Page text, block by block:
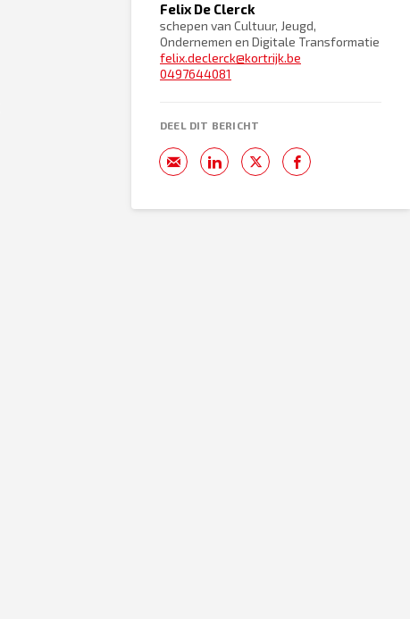
Felix De Clerck
schepen van Cultuur, Jeugd,
Ondernemen en Digitale Transformatie
felix.declerck@kortrijk.be
0497644081
DEEL DIT BERICHT